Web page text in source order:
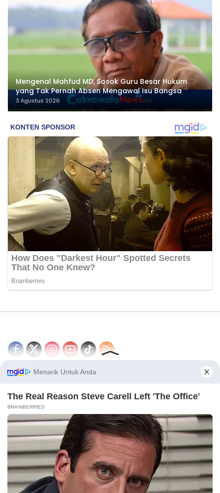
Mengenal Mahfud MD, Sosok Guru Besar Hukum
yang Tak Pernah Absen Mengawal Isu Bangsa
3 Agustus 2026
PEDOMAN MEDIA SIBER
© 2026 - CakrawalaNews.co